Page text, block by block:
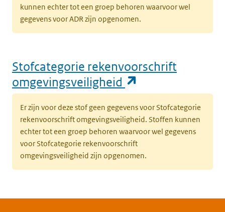
kunnen echter tot een groep behoren waarvoor wel
gegevens voor ADR zijn opgenomen.
Stofcategorie rekenvoorschrift
omgevingsveiligheid
Er zijn voor deze stof geen gegevens voor Stofcategorie
rekenvoorschrift omgevingsveiligheid. Stoffen kunnen
echter tot een groep behoren waarvoor wel gegevens
voor Stofcategorie rekenvoorschrift
omgevingsveiligheid zijn opgenomen.